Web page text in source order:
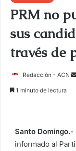
PRM no
sus
través de
Redacción - ACN
1 minuto de lectura
Santo Domingo.-
informado al